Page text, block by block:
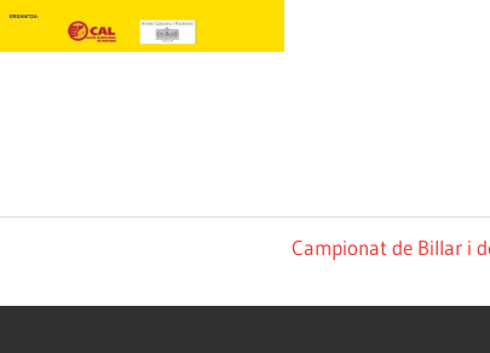
Next
Campionat de Billar i